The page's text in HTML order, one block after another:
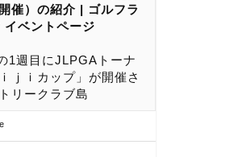
催）の紹介 | ゴルフラ
ベントページ
1週目にJLPGAトーナ
ｊｉカップ」が開催さ
リークラブ島